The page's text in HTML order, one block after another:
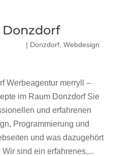
| Donzdorf, Webdesign
Werbeagentur merryll –
im Raum Donzdorf Sie
und erfahrenen
Programmierung und
und was dazugehört
sind ein erfahrenes,...